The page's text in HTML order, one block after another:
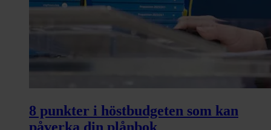
8 punkter i höstbudgeten som kan
påverka din plånbok